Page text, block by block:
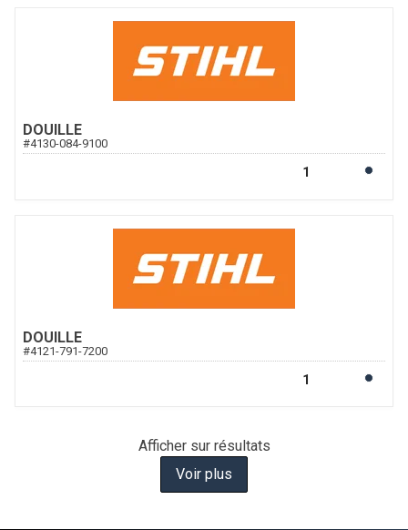
DOUILLE
#4130-084-9100
DOUILLE
#4121-791-7200
Afficher sur résultats
Voir plus